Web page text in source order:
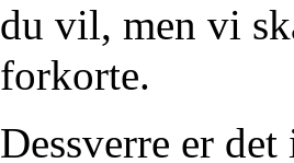
du vil, men vi
forkorte.
Dessverre er